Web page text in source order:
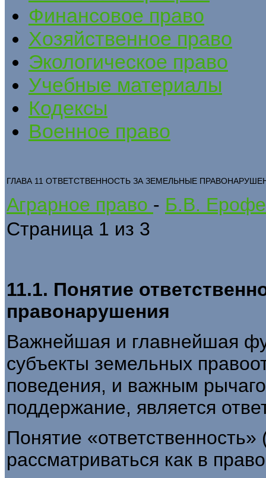
Финансовое право
Хозяйственное право
Экологическое право
Учебные материалы
Кодексы
Военное право
ГЛАВА 11 ОТВЕТСТВЕННОСТЬ ЗА ЗЕМЕЛЬНЫЕ
Аграрное право - Б.В.
Страница 1 из 3
11.1. Понятие
правонарушения
Важнейшая и главнейшая
субъек­ты земельных
поведения, и важным
поддержание, является
Понятие
рассмат­риваться как в